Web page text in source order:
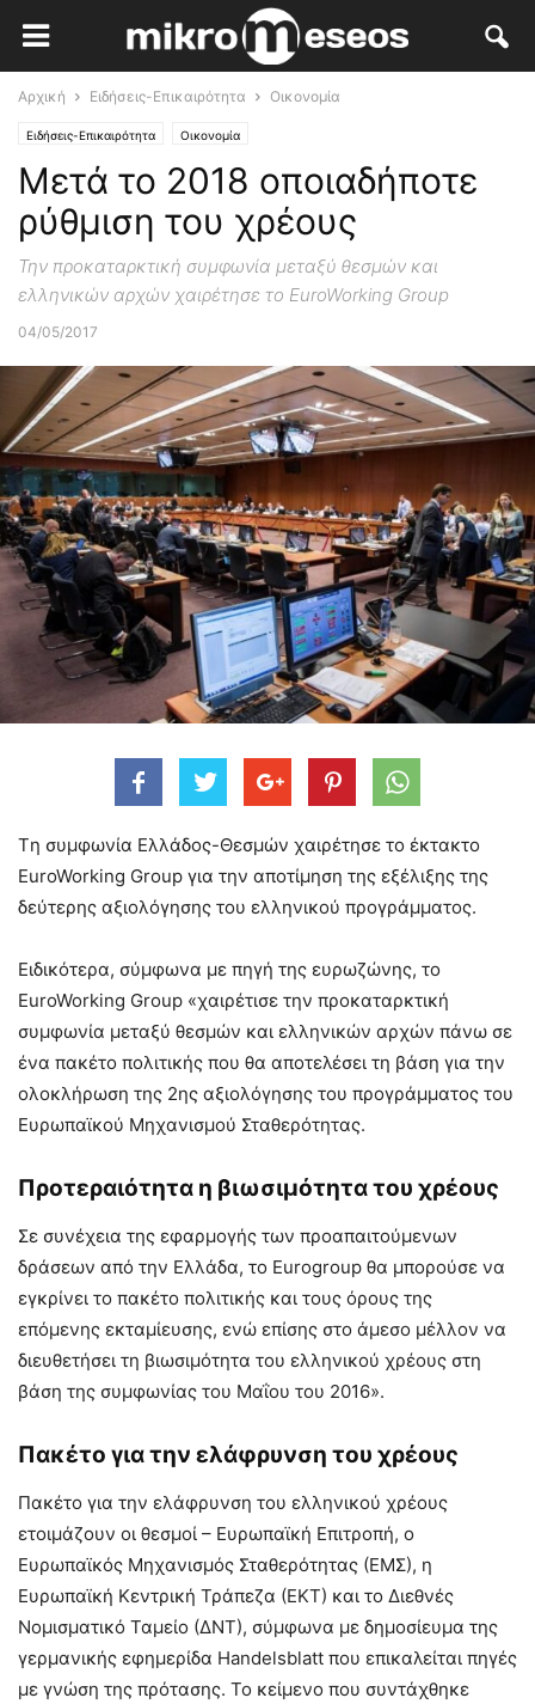
Αρχική Ειδήσεις-Επικαιρότητα Οικονομία
Ειδήσεις-Επικαιρότητα Οικονομία
Μετά το 2018 οποιαδήποτε
ρύθμιση του χρέους
Την προκαταρκτική συμφωνία μεταξύ θεσμών και
ελληνικών αρχών χαιρέτησε το EuroWorking Group
04/05/2017
Tη συμφωνία Ελλάδος-Θεσμών χαιρέτησε το έκτακτο
EuroWorking Group για την αποτίμηση της εξέλιξης της
δεύτερης αξιολόγησης του ελληνικού προγράμματος.
Ειδικότερα, σύμφωνα με πηγή της ευρωζώνης, το
EuroWorking Group «χαιρέτισε την προκαταρκτική
συμφωνία μεταξύ θεσμών και ελληνικών αρχών πάνω σε
ένα πακέτο πολιτικής που θα αποτελέσει τη βάση για την
ολοκλήρωση της 2ης αξιολόγησης του προγράμματος του
Ευρωπαϊκού Μηχανισμού Σταθερότητας.
Προτεραιότητα η βιωσιμότητα του χρέους
Σε συνέχεια της εφαρμογής των προαπαιτούμενων
δράσεων από την Ελλάδα, το Eurogroup θα μπορούσε να
εγκρίνει το πακέτο πολιτικής και τους όρους της
επόμενης εκταμίευσης, ενώ επίσης στο άμεσο μέλλον να
διευθετήσει τη βιωσιμότητα του ελληνικού χρέους στη
βάση της συμφωνίας του Μαΐου του 2016».
Πακέτο για την ελάφρυνση του χρέους
Πακέτο για την ελάφρυνση του ελληνικού χρέους
ετοιμάζουν οι θεσμοί – Ευρωπαϊκή Επιτροπή, ο
Ευρωπαϊκός Μηχανισμός Σταθερότητας (ΕΜΣ), η
Ευρωπαϊκή Κεντρική Τράπεζα (ΕΚΤ) και το Διεθνές
Νομισματικό Ταμείο (ΔΝΤ), σύμφωνα με δημοσίευμα της
γερμανικής εφημερίδα Handelsblatt που επικαλείται πηγές
με γνώση της πρότασης. Το κείμενο που συντάχθηκε